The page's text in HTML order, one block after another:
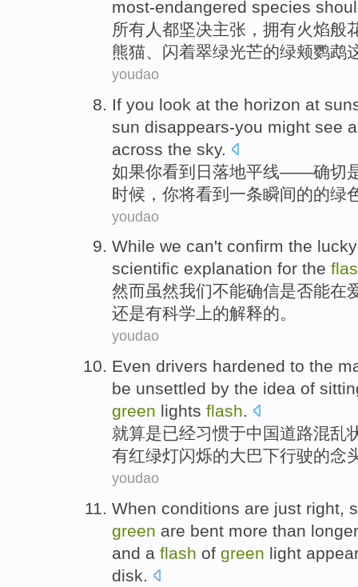
most-endangered species
所有人都坚决主张 ，拥有火焰般
熊猫、 闪着翠绿光芒的绿颊鹦鹉
youdao
If you look at the horizon at
sun disappears-you might see a
across the sky.
如果你看到 日落地平线——确切
时候，你将看到 一条瞬间的的绿
youdao
While we can't confirm the
scientific explanation for the
然而虽然我们不能确信是否能在
还是有科学 上的解释的。
youdao
Even drivers hardened to the
be unsettled by the idea of
green lights flash.
就算是已经习惯于中国道路混乱
有红绿灯闪烁的大巴下行驶的念
youdao
When conditions are just right,
green are bent more than longer
and a flash of green light
disk.